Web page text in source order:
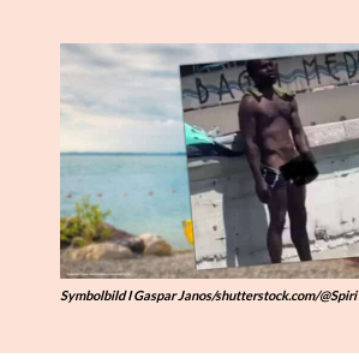
Symbolbild I Gaspar Janos/shutterstock.com/